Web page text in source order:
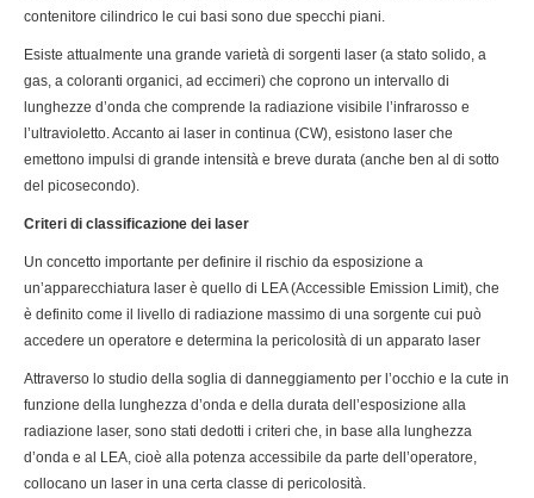
contenitore cilindrico le cui basi sono due specchi piani.
Esiste attualmente una grande varietà di sorgenti laser (a stato solido, a
gas, a coloranti organici, ad eccimeri) che coprono un intervallo di
lunghezze d’onda che comprende la radiazione visibile l’infrarosso e
l’ultravioletto. Accanto ai laser in continua (CW), esistono laser che
emettono impulsi di grande intensità e breve durata (anche ben al di sotto
del picosecondo).
Criteri di classificazione dei laser
Un concetto importante per definire il rischio da esposizione a
un’apparecchiatura laser è quello di LEA (Accessible Emission Limit), che
è definito come il livello di radiazione massimo di una sorgente cui può
accedere un operatore e determina la pericolosità di un apparato laser
Attraverso lo studio della soglia di danneggiamento per l’occhio e la cute in
funzione della lunghezza d’onda e della durata dell’esposizione alla
radiazione laser, sono stati dedotti i criteri che, in base alla lunghezza
d’onda e al LEA, cioè alla potenza accessibile da parte dell’operatore,
collocano un laser in una certa classe di pericolosità.